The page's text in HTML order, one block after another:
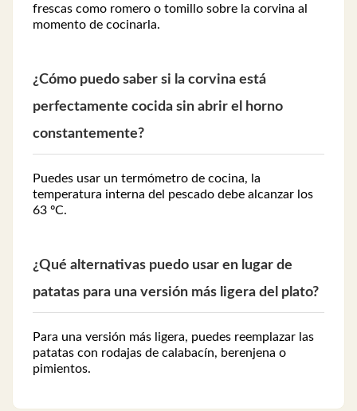
frescas como romero o tomillo sobre la corvina al
momento de cocinarla.
¿Cómo puedo saber si la corvina está
perfectamente cocida sin abrir el horno
constantemente?
Puedes usar un termómetro de cocina, la
temperatura interna del pescado debe alcanzar los
63 ºC.
¿Qué alternativas puedo usar en lugar de
patatas para una versión más ligera del plato?
Para una versión más ligera, puedes reemplazar las
patatas con rodajas de calabacín, berenjena o
pimientos.